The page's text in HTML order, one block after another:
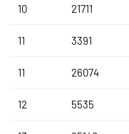
10 21711
11 3391
11 26074
12 5535